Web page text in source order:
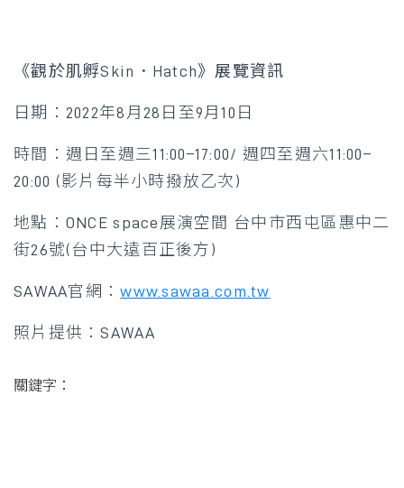
《觀於肌孵Skin．Hatch》展覽資訊
日期：2022年8月28日至9月10日
時間：週日至週三11:00–17:00/ 週四至週六11:00–
20:00 (影片每半小時撥放乙次)
地點：ONCE space展演空間 台中市西屯區惠中二
街26號(台中大遠百正後方)
SAWAA官網：www.sawaa.com.tw
照片提供：SAWAA
關鍵字：